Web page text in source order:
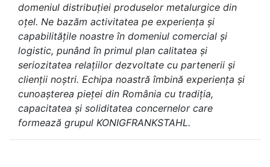
domeniul distribuției produselor metalurgice din
oțel. Ne bazăm activitatea pe experiența și
capabilitățile noastre în domeniul comercial și
logistic, punând în primul plan calitatea și
seriozitatea relațiilor dezvoltate cu partenerii și
clienții noștri. Echipa noastră îmbină experiența și
cunoașterea pieței din România cu tradiția,
capacitatea și soliditatea concernelor care
formează grupul KONIGFRANKSTAHL.